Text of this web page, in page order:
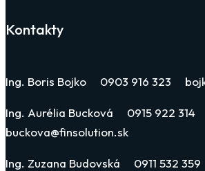
Kontakty
Ing. Boris Bojko 0903 916 323
Ing. Aurélia Bucková 0915 922 314
buckova@finsolution.sk
Ing. Zuzana Budovská 0911 532 359